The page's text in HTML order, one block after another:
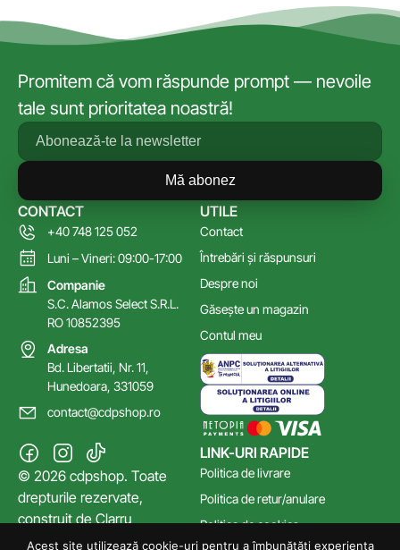
Promitem că vom răspunde prompt — nevoile
tale sunt prioritatea noastră!
Mă abonez
LINK-URI RAPIDE
Politica de livrare
Politica de retur/anulare
Politica de cookies
UTILE
Contact
Întrebări și răspunsuri
Despre noi
Găsește un magazin
Contul meu
CONTACT
+40 748 125 052
Luni – Vineri: 09:00-17:00
Companie
S.C. Alamos Select S.R.L.
RO 10852395
Adresa
Bd. Libertatii, Nr. 11,
Hunedoara, 331059
contact@cdpshop.ro
© 2026 cdpshop. Toate
drepturile rezervate,
construit deClarru
Acest site utilizează cookie-uri pentru a îmbunătăți experiența